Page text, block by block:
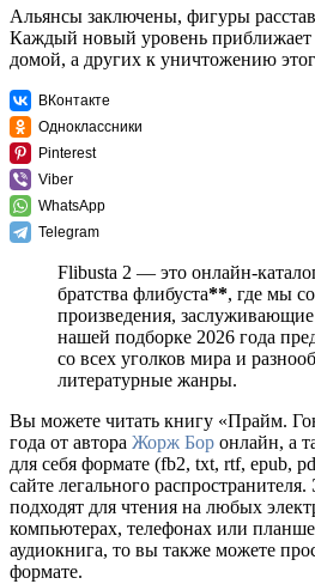
Альянсы заключены, фигуры
Каждый новый уровень
домой, а других к уничтожению
ВКонтакте
Одноклассники
Pinterest
Viber
WhatsApp
Telegram
Flibusta 2 — это онлайн-
братства флибуста**, где мы
произведения,
нашей подборке 2026 года
со всех уголков мира и
литературные жанры.
Вы можете читать книгу «Прайм.
года от автора Жорж Бор онлайн, а
для себя формате (fb2, txt, rtf, epub,
сайте легального
подходят для чтения на любых
компьютерах, телефонах или
аудиокнига, то вы также можете
формате.